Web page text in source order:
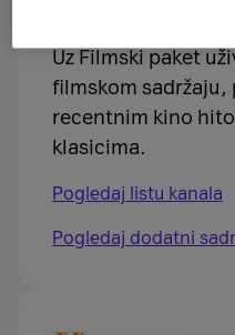
Uz Filmski paket
filmskom
recentnim kino
klasicima.
Pogledaj listu kanala
Pogledaj dodatni